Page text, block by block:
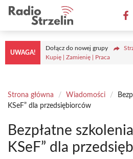
Przejdź
treści
UWAGA!
Dołącz do nowej grupy
Kupię | Zamienię | Praca
Strona główna / Wiadomości /
KSeF” dla przedsiębiorców
Bezpłatne
KSeF” dla